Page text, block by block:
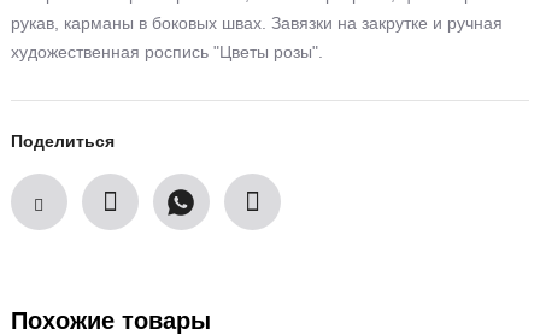
рукав, карманы в боковых швах. Завязки на закрутке и ручная
художественная роспись "Цветы розы".
Поделиться
Похожие товары